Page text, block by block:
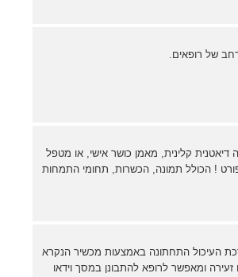
של רופאים.
דיאטנית קלינית, מאמן כושר אישי, או מטפל
! הכולל תמונה, הכשרות, תחומי התמחות
העיכול התחתונה באמצעות מכשיר הנקרא
ומאפשר לרופא להתבונן במסך וידאו